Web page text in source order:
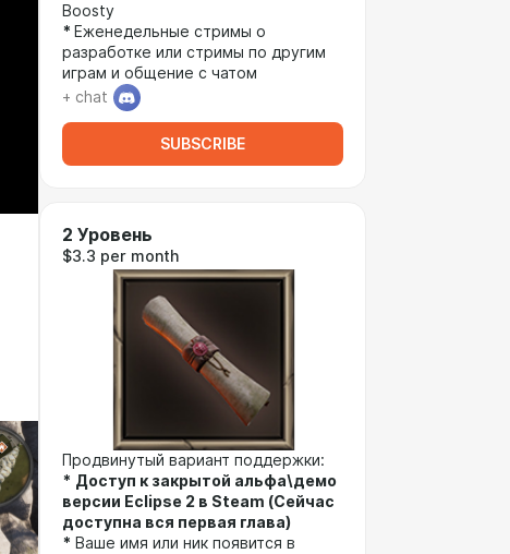
Boosty
* Еженедельные стримы о
разработке или стримы по другим
играм и общение с чатом
+ chat
SUBSCRIBE
2 Уровень
$3.3 per month
Продвинутый вариант поддержки:
* Доступ к закрытой альфа\демо
версии Eclipse 2 в Steam (Сейчас
доступна вся первая глава)
* Ваше имя или ник появится в